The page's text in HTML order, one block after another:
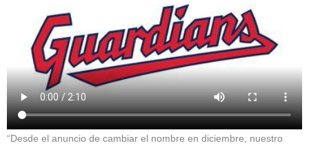
“Desde el anuncio de cambiar el nombre en diciembre, nuestro